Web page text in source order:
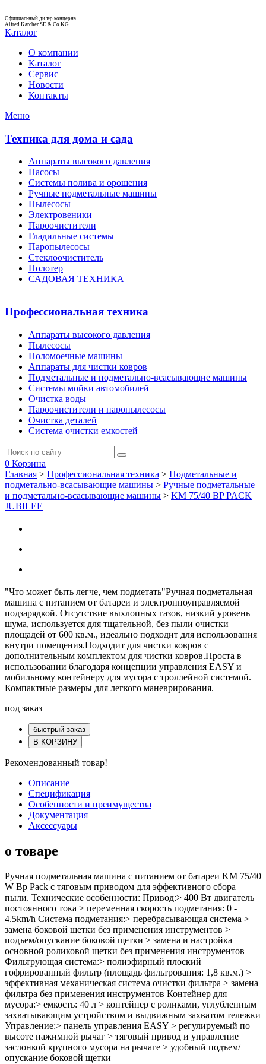
Официальный дилер концерна
Alfred Karcher SE & Co.KG
Каталог
О компании
Каталог
Сервис
Новости
Контакты
Меню
Техника для дома и сада
Аппараты высокого давления
Насосы
Системы полива и орошения
Ручные подметальные машины
Пылесосы
Электровеники
Пароочистители
Гладильные системы
Паропылесосы
Стеклоочиститель
Полотер
САДОВАЯ ТЕХНИКА
Профессиональная техника
Аппараты высокого давления
Пылесосы
Поломоечные машины
Аппараты для чистки ковров
Подметальные и подметально-всасывающие машины
Системы мойки автомобилей
Очистка воды
Пароочистители и паропылесосы
Очистка деталей
Система очистки емкостей
0 Корзина
Главная > Профессиональная техника > Подметальные и
подметально-всасывающие машины > Ручные подметальные
и подметально-всасывающие машины > KM 75/40 BP PACK
JUBILEE
"Что может быть легче, чем подметать"Ручная подметальная
машина с питанием от батареи и электронноуправляемой
подзарядкой. Отсутствие выхлопных газов, низкий уровень
шума, используется для тщательной, без пыли очистки
площадей от 600 кв.м., идеально подходит для использования
внутри помещения.Подходит для чистки ковров с
дополнительным комплектом для чистки ковров.Проста в
использовании благодаря концепции управления EASY и
мобильному контейнеру для мусора с троллейной системой.
Компактные размеры для легкого маневрирования.
под заказ
быстрый заказ
В КОРЗИНУ
Рекомендованный товар!
Описание
Спецификация
Особенности и преимущества
Документация
Аксессуары
о товаре
Ручная подметальная машина с питанием от батареи KM 75/40
W Bp Pack с тяговым приводом для эффективного сбора
пыли. Технические особенности: Привод:> 400 Вт двигатель
постоянного тока > переменная скорость подметания: 0 -
4.5km/h Система подметания:> перебрасывающая система >
замена боковой щетки без применения инструментов >
подъем/опускание боковой щетки > замена и настройка
основной роликовой щетки без применения инструментов
Фильтрующая система:> полиэфирный плоский
гофрированный фильтр (площадь фильтрования: 1,8 кв.м.) >
эффективная механическая система очистки фильтра > замена
фильтра без применения инструментов Контейнер для
мусора:> емкость: 40 л > контейнер с роликами, углубленным
захватывающим устройством и выдвижным захватом тележки
Управление:> панель управления EASY > регулируемый по
высоте нажимной рычаг > тяговый привод и управление
заслонкой крупного мусора на рычаге > удобный подъем/
опускание боковой щетки